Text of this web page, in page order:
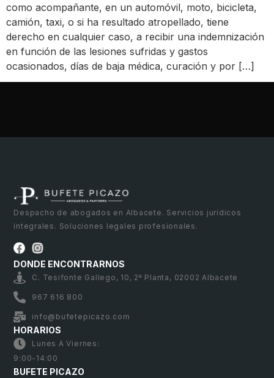
como acompañante, en un automóvil, moto, bicicleta,
camión, taxi, o si ha resultado atropellado, tiene
derecho en cualquier caso, a recibir una indemnización
en función de las lesiones sufridas y gastos
ocasionados, días de baja médica, curación y por […]
Despacho de abogados en Albacete. Servicios jurídicos
integrales. Soluciones legales profesionales.
DONDE ENCONTRARNOS
C. Tesifonte Gallego, 10, 2ª Planta, 02002 Albacete
967 616 800
info@bufetepicazo.com
HORARIOS
Lunes A Viernes:
9:00-14:00
BUFETE PICAZO